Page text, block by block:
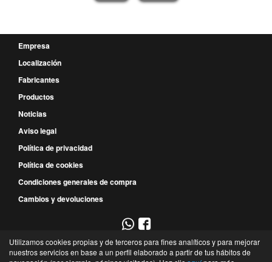
Empresa
Localización
Fabricantes
Productos
Noticias
Aviso legal
Política de privacidad
Política de cookies
Condiciones generales de compra
Cambios y devoluciones
967 52 29 00
Utilizamos cookies propias y de terceros para fines analíticos y para mejorar
nuestros servicios en base a un perfil elaborado a partir de tus hábitos de